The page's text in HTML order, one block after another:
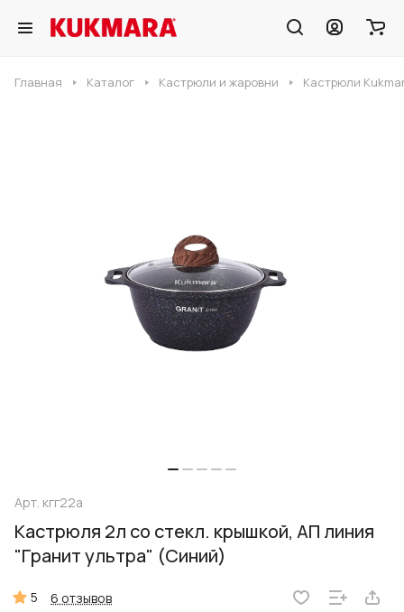
Главная Каталог Кастрюли и жаровни Кастрюли
Арт. кгг22а
Кастрюля 2л со стекл. крышкой, АП линия
"Гранит ультра" (Синий)
5 6 отзывов